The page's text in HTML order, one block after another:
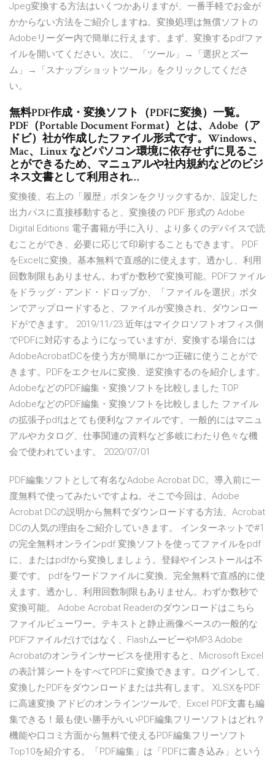
Jpeg変換する方法はいくつかありますが、一番手軽でお金が
かからない方法をご紹介しますね。変換処理は無償ソフトの
Adobeリーダー内で簡単に行えます。まず、変換するpdfファ
イルを開いてください。次に、「ツール」→「選択とズー
ム」→「スナップショットツール」をクリックしてくださ
い。
無料PDF作成・変換ソフト（PDFに変換）一覧。
PDF（Portable Document Format）とは、Adobe（ア
ドビ）社が作成したファイル形式です。Windows、
Mac、Linux などパソコン環境に依存せずに見るこ
とができるため、マニュアルや社内規約などのビジ
ネス文書として利用され…
変換後、右上の「履歴」ボタンをクリックするか、設定した
出力パスに直接移動すると、変換後の PDF 形式の Adobe
Digital Editions 電子書籍が手に入り、より多くのデバイスで読
むことができ、必要に応じて印刷することもできます。 PDF
をExcelに変換。基本無料で直感的に使えます。透かし、利用
回数制限もありません。わずか数秒で変換可能。PDFファイル
をドラッグ・アンド・ドロップか、「ファイルを選択」ボタ
ンでアップロードすると、ファイルが変換され、ダウンロー
ドができます。 2019/11/23 近年はマイクロソフトオフィス側
でPDFに対応するようになっていますが、変換する場合には
AdobeAcrobatDCを使う方が簡単にかつ正確に使うことがで
きます。PDFをエクセルに変換、逆変換するのを紹介します。
AdobeなどのPDF編集・変換ソフトを比較しました TOP
AdobeなどのPDF編集・変換ソフトを比較しました ファイル
の拡張子pdfはとても便利なファイルです。一般的にはマニュ
アルやカタログ、仕事関連の資料など多岐にわたり色々な機
会で使われています。 2020/07/01
PDF編集ソフトとして有名なAdobe Acrobat DC。導入前に一
度無料で使ってみたいですよね。そこで今回は、Adobe
Acrobat DCの説明から無料でダウンロードする方法、Acrobat
DCの人気の理由をご紹介していきます。 インターネットで#1
の完全無料オンラインpdf 変換ソフトを使ってファイルをpdf
に、またはpdfから変換しましょう。登録やインストールは不
要です。 pdfをワードファイルに変換。完全無料で直感的に使
えます。透かし、利用回数制限もありません。わずか数秒で
変換可能。 Adobe Acrobat Readerのダウンロードはこちら
ファイルビューワー。テキストと静止画像ベースの一般的な
PDFファイルだけではなく、FlashムービーやMP3 Adobe
Acrobatのオンラインサービスを使用すると、Microsoft Excel
の表計算シートをすべてPDFに変換できます。ログインして、
変換したPDFをダウンロードまたは共有します。 XLSXをPDF
に高速変換 アドビのオンラインツールで、Excel PDF文書も編
集できる！最も使い勝手がいいPDF編集フリーソフトはどれ？
機能や口コミ方面から無料で使えるPDF編集フリーソフト
Top10を紹介する。「PDF編集」は「PDFに書き込み」という